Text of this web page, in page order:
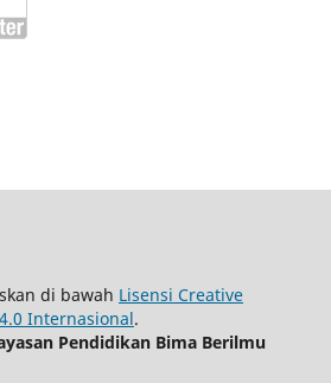
di bawah Lisensi Creative
Internasional.
Pendidikan Bima Berilmu